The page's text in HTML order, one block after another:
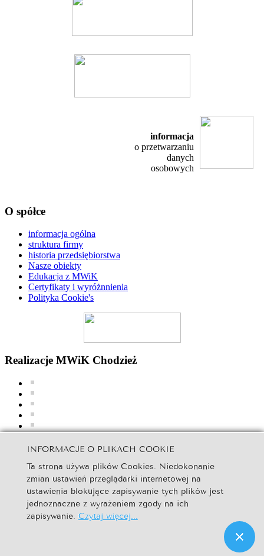
informacja
o przetwarzaniu
danych
osobowych
O spółce
informacja ogólna
struktura firmy
historia przedsiębiorstwa
Nasze obiekty
Edukacja z MWiK
Certyfikaty i wyróżnnienia
Polityka Cookie's
Realizacje MWiK Chodzież
MWiK Chodzież | Copyright © 2016. All Rights Reserved.
INFORMACJE O PLIKACH COOKIE
Ta strona używa plików Cookies. Niedokonanie
zmian ustawień przeglądarki internetowej na
ustawienia blokujące zapisywanie tych plików jest
jednoznaczne z wyrażeniem zgody na ich
zapisywanie. Czytaj więcej...